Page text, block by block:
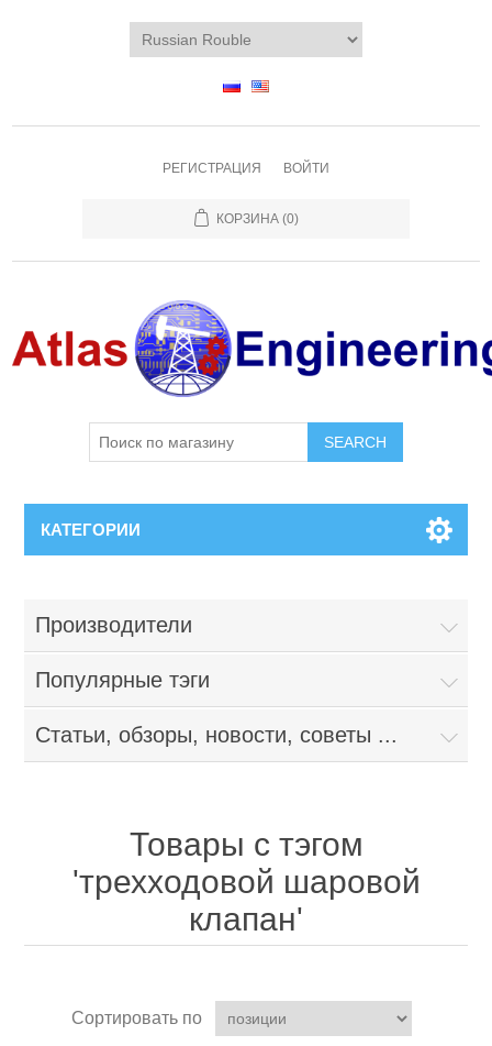
РЕГИСТРАЦИЯ ВОЙТИ
КОРЗИНА (0)
КАТЕГОРИИ
Производители
Популярные тэги
Статьи, обзоры, новости, советы ...
Товары с тэгом
'трехходовой шаровой
клапан'
Сортировать по